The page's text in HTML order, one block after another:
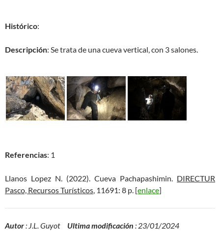
Histórico:
Descripción: Se trata de una cueva vertical, con 3 salones.
Referencias: 1
Llanos Lopez N. (2022). Cueva Pachapashimin. DIRECTUR
Pasco, Recursos Turísticos, 11691: 8 p. [enlace]
Autor: J.L. Guyot Ultima modificación : 23/01/2024